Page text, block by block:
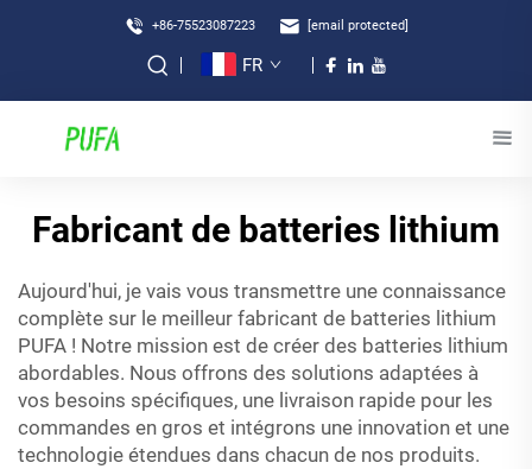
+86-75523087223 [email protected]
FR
Fabricant de batteries lithium
Aujourd'hui, je vais vous transmettre une connaissance
complète sur le meilleur fabricant de batteries lithium
PUFA ! Notre mission est de créer des batteries lithium
abordables. Nous offrons des solutions adaptées à
vos besoins spécifiques, une livraison rapide pour les
commandes en gros et intégrons une innovation et une
technologie étendues dans chacun de nos produits.